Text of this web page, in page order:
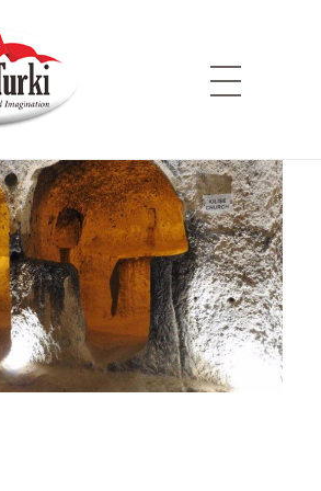
» CAPPADOCIA TREKKING 4H 3M